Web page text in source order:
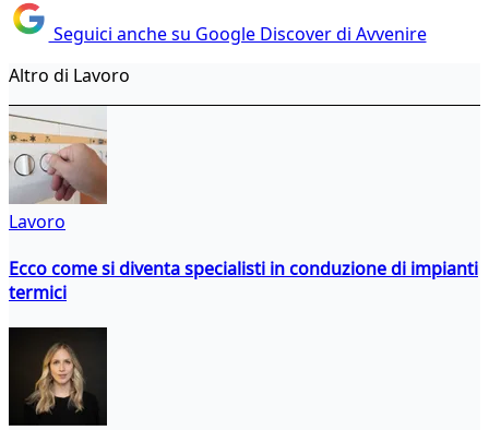
Seguici anche su Google Discover di Avvenire
Altro di Lavoro
Lavoro
Ecco come si diventa specialisti in conduzione di impianti
termici